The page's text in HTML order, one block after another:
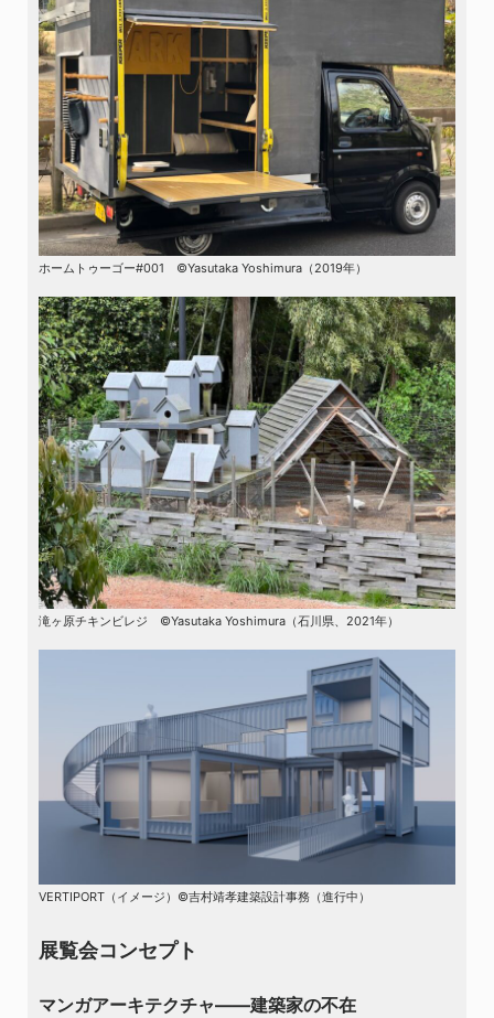
ホームトゥーゴー#001 ©Yasutaka Yoshimura（2019年）
滝ヶ原チキンビレジ ©Yasutaka Yoshimura（石川県、2021年）
VERTIPORT（イメージ）©吉村靖孝建築設計事務（進行中）
展覧会コンセプト
マンガアーキテクチャ――建築家の不在